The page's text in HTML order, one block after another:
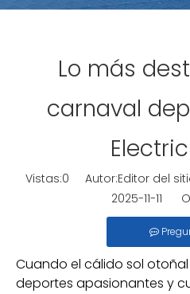
Lo más
carnaval
Vistas:0 Autor:Editor del
2025-11-11
Cuando el cálido sol
deportes apasionantes y